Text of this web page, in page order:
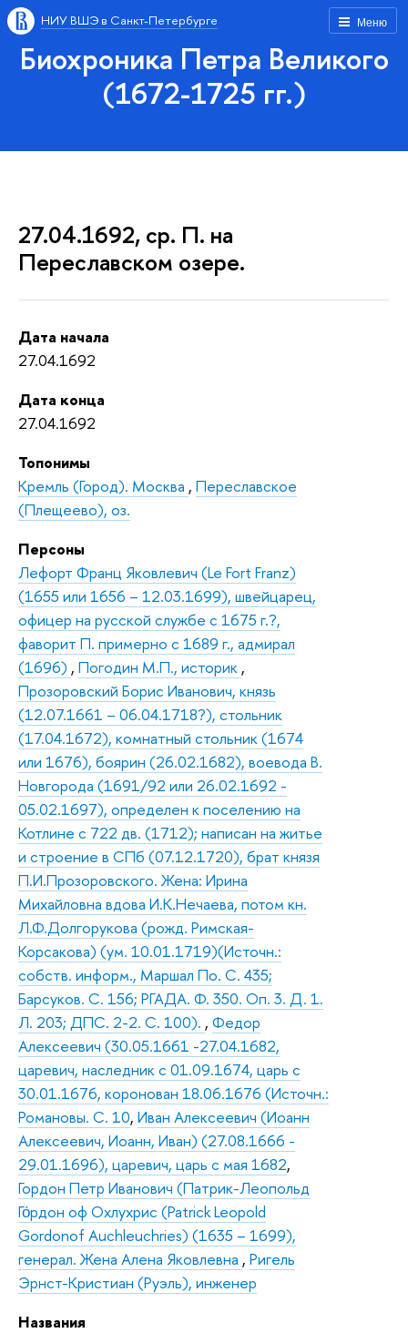
Меню
НИУ ВШЭ в Санкт-Петербурге
Биохроника Петра Великого
(1672-1725 гг.)
27.04.1692, ср. П. на
Переславском озере.
Дата начала
27.04.1692
Дата конца
27.04.1692
Топонимы
Кремль (Город). Москва , Переславское
(Плещеево), оз.
Персоны
Лефорт Франц Яковлевич (Le Fort Franz)
(1655 или 1656 – 12.03.1699), швейцарец,
офицер на русской службе с 1675 г.?,
фаворит П. примерно с 1689 г., адмирал
(1696) , Погодин М.П., историк ,
Прозоровский Борис Иванович, князь
(12.07.1661 – 06.04.1718?), стольник
(17.04.1672), комнатный стольник (1674
или 1676), боярин (26.02.1682), воевода В.
Новгорода (1691/92 или 26.02.1692 -
05.02.1697), определен к поселению на
Котлине с 722 дв. (1712); написан на житье
и строение в СПб (07.12.1720), брат князя
П.И.Прозоровского. Жена: Ирина
Михайловна вдова И.К.Нечаева, потом кн.
Л.Ф.Долгорукова (рожд. Римская-
Корсакова) (ум. 10.01.1719)(Источн.:
собств. информ., Маршал По. С. 435;
Барсуков. С. 156; РГАДА. Ф. 350. Оп. 3. Д. 1.
Л. 203; ДПС. 2-2. С. 100). , Федор
Алексеевич (30.05.1661 -27.04.1682,
царевич, наследник с 01.09.1674, царь с
30.01.1676, коронован 18.06.1676 (Источн.:
Романовы. С. 10, Иван Алексеевич (Иоанн
Алексеевич, Иоанн, Иван) (27.08.1666 -
29.01.1696), царевич, царь с мая 1682,
Гордон Петр Иванович (Патрик-Леопольд
Го́рдон оф Охлухрис (Patrick Leopold
Gordonof Auchleuchries) (1635 – 1699),
генерал. Жена Алена Яковлевна , Ригель
Эрнст-Кристиан (Руэль), инженер
Названия